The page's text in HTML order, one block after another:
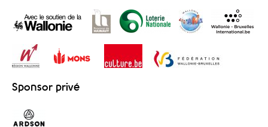
Sponsor privé